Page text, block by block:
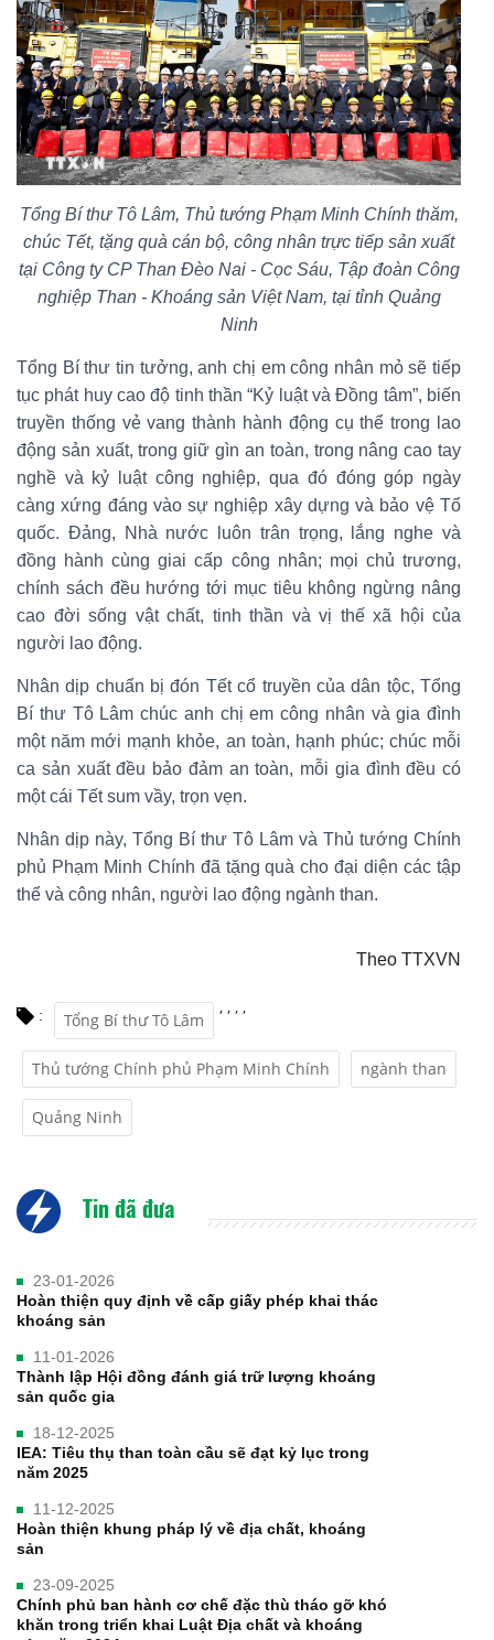
Tổng Bí thư Tô Lâm, Thủ tướng Phạm Minh Chính thăm,
chúc Tết, tặng quà cán bộ, công nhân trực tiếp sản xuất
tại Công ty CP Than Đèo Nai - Cọc Sáu, Tập đoàn Công
nghiệp Than - Khoáng sản Việt Nam, tại tỉnh Quảng
Ninh
Tổng Bí thư tin tưởng, anh chị em công nhân mỏ sẽ tiếp
tục phát huy cao độ tinh thần “Kỷ luật và Đồng tâm”, biến
truyền thống vẻ vang thành hành động cụ thể trong lao
động sản xuất, trong giữ gìn an toàn, trong nâng cao tay
nghề và kỷ luật công nghiệp, qua đó đóng góp ngày
càng xứng đáng vào sự nghiệp xây dựng và bảo vệ Tổ
quốc. Đảng, Nhà nước luôn trân trọng, lắng nghe và
đồng hành cùng giai cấp công nhân; mọi chủ trương,
chính sách đều hướng tới mục tiêu không ngừng nâng
cao đời sống vật chất, tinh thần và vị thế xã hội của
người lao động.
Nhân dịp chuẩn bị đón Tết cổ truyền của dân tộc, Tổng
Bí thư Tô Lâm chúc anh chị em công nhân và gia đình
một năm mới mạnh khỏe, an toàn, hạnh phúc; chúc mỗi
ca sản xuất đều bảo đảm an toàn, mỗi gia đình đều có
một cái Tết sum vầy, trọn vẹn.
Nhân dịp này, Tổng Bí thư Tô Lâm và Thủ tướng Chính
phủ Phạm Minh Chính đã tặng quà cho đại diện các tập
thể và công nhân, người lao động ngành than.
Theo TTXVN
: Tổng Bí thư Tô Lâm
,
Thủ tướng Chính phủ Phạm Minh Chính
,
ngành than
,
Quảng Ninh
,
Tin đã đưa
23-01-2026
Hoàn thiện quy định về cấp giấy phép khai thác
khoáng sản
11-01-2026
Thành lập Hội đồng đánh giá trữ lượng khoáng
sản quốc gia
18-12-2025
IEA: Tiêu thụ than toàn cầu sẽ đạt kỷ lục trong
năm 2025
11-12-2025
Hoàn thiện khung pháp lý về địa chất, khoáng
sản
23-09-2025
Chính phủ ban hành cơ chế đặc thù tháo gỡ khó
khăn trong triển khai Luật Địa chất và khoáng